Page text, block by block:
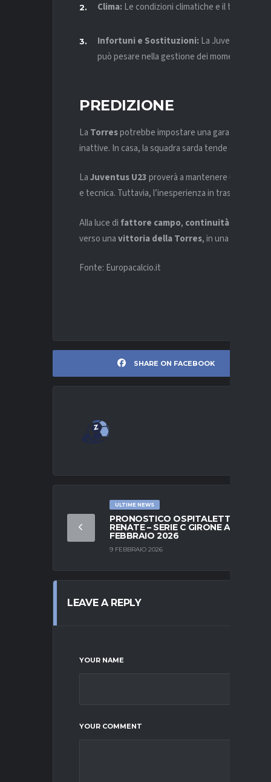
Clima:Le condizioni climatiche e il terreno di
Infortuni e Sostituzioni:La Juventus U23
può pesare nella gestione dei momenti decisivi.
PREDIZIONE
La Torrespotrebbe impostare una gara
inattive. In casa, la squadra sarda tende a
LaJuventus U23proverà a mantenere un ritmo
e tecnica. Tuttavia, l’inesperienza in trasferta
Alla luce di fattore campo, continuità di
verso unavittoria della Torres, in una partita
Fonte: Europacalcio.it
SHARE ON FACEBOOK
ULTIME NEWS
PRONOSTICO OSPITALETTO VS
RENATE – SERIE C GIRONE A – 08
FEBBRAIO 2026
9 FEBBRAIO 2026
LEAVE A REPLY
YOUR NAME
YOUR COMMENT